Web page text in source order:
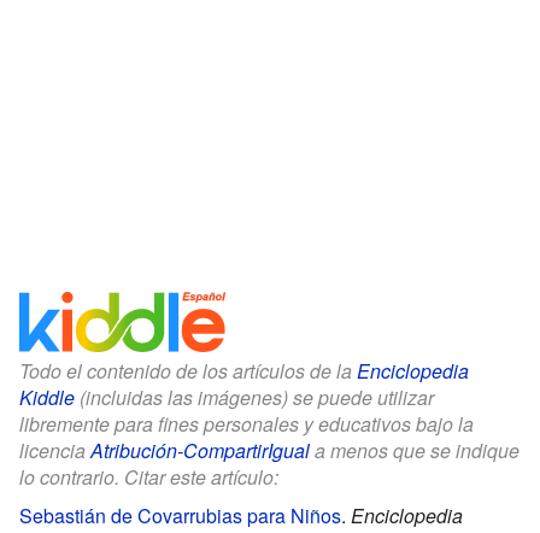
Todo el contenido de los artículos de la Enciclopedia
Kiddle (incluidas las imágenes) se puede utilizar
libremente para fines personales y educativos bajo la
licenciaAtribución-CompartirIguala menos que se indique
lo contrario. Citar este artículo:
Sebastián de Covarrubias para Niños. Enciclopedia